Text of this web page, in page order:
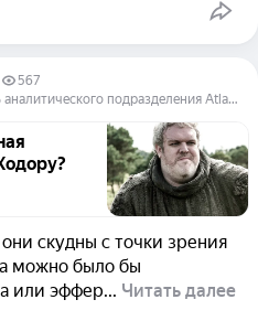
567
Врач-генетик, Руководитель аналитического подразделения Atlas Biomed Group
скудны с точки зрения
можно было бы
или эффер... Читать далее